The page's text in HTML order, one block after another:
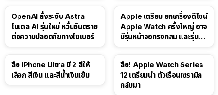
OpenAI สั่งระงับ Astra
โมเดล AI รุ่นใหม่ หวั่นอันตราย
ต่อความปลอดภัยทางไซเบอร์
Apple เตรียม ยกเครื่องดีไซน์
Apple Watch ครั้งใหญ่ อาจ
มีรุ่นหน้าจอทรงกลม และรุ่นที่
ลือ iPhone Ultra มี 2 สีให้
เลือก สีเงิน และสีน้ำเงินเข้ม
ลือ! Apple Watch Series
12 เตรียมนำ ตัวเรือนเซรามิก
กลับมา